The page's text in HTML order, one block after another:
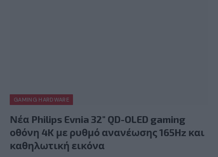
GAMING HARDWARE
Νέα Philips Evnia 32″ QD-OLED gaming
οθόνη 4K με ρυθμό ανανέωσης 165Hz και
καθηλωτική εικόνα